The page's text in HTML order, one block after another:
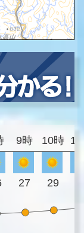
9時 10時
27 29